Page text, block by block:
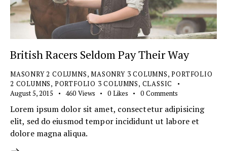
British Racers Seldom Pay Their Way
MASONRY 2 COLUMNS,MASONRY 3 COLUMNS,PORTFOLIO
2 COLUMNS, PORTFOLIO 3 COLUMNS, СLASSIC
August 5, 2015
460 Views 0 Likes 0 Comments
Lorem ipsum dolor sit amet, consectetur adipisicing
elit, sed do eiusmod tempor incididunt ut labore et
dolore magna aliqua.